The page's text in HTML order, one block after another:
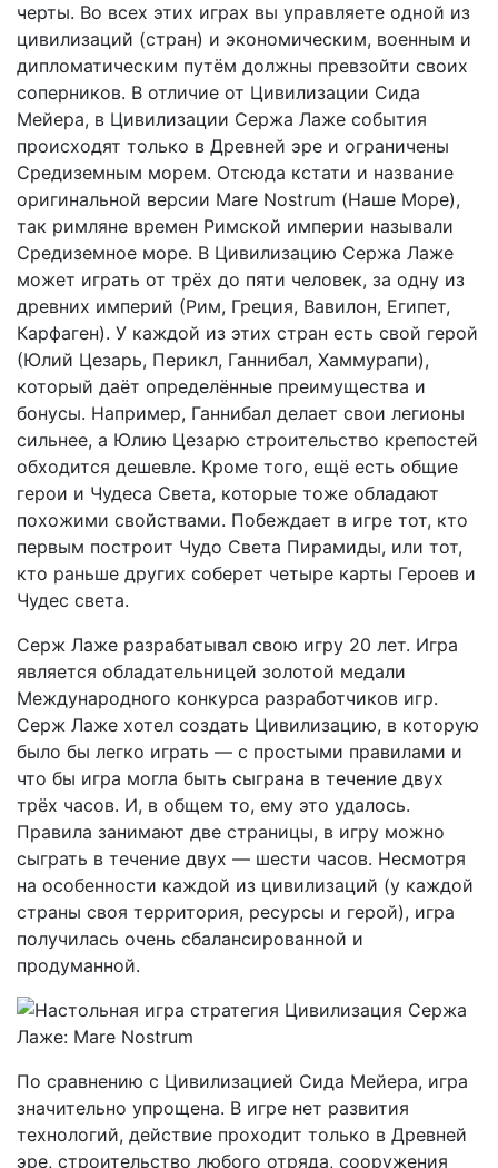
черты. Во всех этих играх вы управляете одной из
цивилизаций (стран) и экономическим, военным и
дипломатическим путём должны превзойти своих
соперников. В отличие от Цивилизации Сида
Мейера, в Цивилизации Сержа Лаже события
происходят только в Древней эре и ограничены
Средиземным морем. Отсюда кстати и название
оригинальной версии Mare Nostrum (Наше Море),
так римляне времен Римской империи называли
Средиземное море. В Цивилизацию Сержа Лаже
может играть от трёх до пяти человек, за одну из
древних империй (Рим, Греция, Вавилон, Египет,
Карфаген). У каждой из этих стран есть свой герой
(Юлий Цезарь, Перикл, Ганнибал, Хаммурапи),
который даёт определённые преимущества и
бонусы. Например, Ганнибал делает свои легионы
сильнее, а Юлию Цезарю строительство крепостей
обходится дешевле. Кроме того, ещё есть общие
герои и Чудеса Света, которые тоже обладают
похожими свойствами. Побеждает в игре тот, кто
первым построит Чудо Света Пирамиды, или тот,
кто раньше других соберет четыре карты Героев и
Чудес света.
Серж Лаже разрабатывал свою игру 20 лет. Игра
является обладательницей золотой медали
Международного конкурса разработчиков игр.
Серж Лаже хотел создать Цивилизацию, в которую
было бы легко играть — с простыми правилами и
что бы игра могла быть сыграна в течение двух
трёх часов. И, в общем то, ему это удалось.
Правила занимают две страницы, в игру можно
сыграть в течение двух — шести часов. Несмотря
на особенности каждой из цивилизаций (у каждой
страны своя территория, ресурсы и герой), игра
получилась очень сбалансированной и
продуманной.
По сравнению с Цивилизацией Сида Мейера, игра
значительно упрощена. В игре нет развития
технологий, действие проходит только в Древней
эре, строительство любого отряда, сооружения